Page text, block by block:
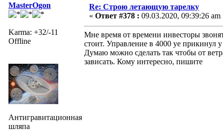
MasterOgon
Karma: +32/-11
Offline
Антигравитационная
шляпа
Re: Строю летающую тарелку
« Ответ #378 : 09.03.2020, 09:39:26 am
Мне время от времени инвесторы
стоит. Управление в 4000 уе прикинул
Думаю можно сделать так чтобы от
зависать. Кому интересно, пишите